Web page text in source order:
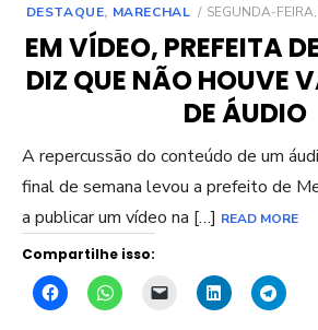
DESTAQUE, MARECHAL
POSTED
SEGUNDA-
EM VÍDEO, PREFEITA
DIZ QUE NÃO HOUVE
DE ÁUDIO
A repercussão do conteúdo de um
final de semana levou a prefeito de
a publicar um vídeo na […] READ MORE
Compartilhe isso: